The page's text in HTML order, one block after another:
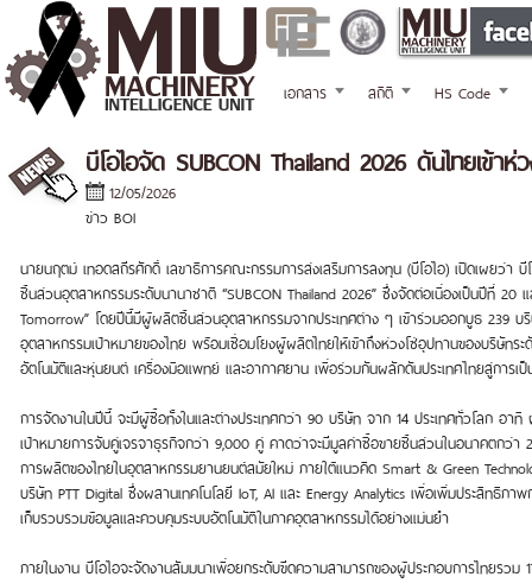
เอกสาร สถิติ HS Code
บีโอไอจัด SUBCON Thailand 2026 ดันไทยเข้
12/05/2026
ข่าว BOI
นายนฤตม์ เทอดสถีรศักดิ์ เลขาธิการคณะกรรมการส่งเสริมการลงทุน (บีโอไอ) เปิดเผยว่
ชิ้นส่วนอุตสาหกรรมระดับนานาชาติ “SUBCON Thailand 2026” ซึ่งจัดต่อเนื่องเป็นปีที่
Tomorrow” โดยปีนี้มีผู้ผลิตชิ้นส่วนอุตสาหกรรมจากประเทศต่าง ๆ เข้าร่วมออกบูธ 239
อุตสาหกรรมเป้าหมายของไทย พร้อมเชื่อมโยงผู้ผลิตไทยให้เข้าถึงห่วงโซ่อุปทานของบริษั
อัตโนมัติและหุ่นยนต์ เครื่องมือแพทย์ และอากาศยาน เพื่อร่วมกันผลักดันประเทศไทยสู่การ
การจัดงานในปีนี้ จะมีผู้ซื้อทั้งในและต่างประเทศกว่า 90 บริษัท จาก 14 ประเทศทั่วโลก อ
เป้าหมายการจับคู่เจรจาธุรกิจกว่า 9,000 คู่ คาดว่าจะมีมูลค่าซื้อขายชิ้นส่วนในอนาคตกว่
การผลิตของไทยในอุตสาหกรรมยานยนต์สมัยใหม่ ภายใต้แนวคิด Smart & Green
บริษัท PTT Digital ซึ่งผสานเทคโนโลยี IoT, AI และ Energy Analytics เพื่อเพิ่มประสิทธิ
เก็บรวบรวมข้อมูลและควบคุมระบบอัตโนมัติในภาคอุตสาหกรรมได้อย่างแม่นยำ
ภายในงาน บีโอไอจะจัดงานสัมมนาเพื่อยกระดับขีดความสามารถของผู้ประกอบการไทยรว